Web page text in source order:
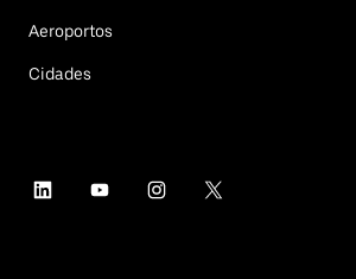
Aeroportos
Cidades